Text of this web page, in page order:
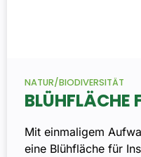
NATUR/BIODIVERSITÄT
BLÜHFLÄCHE
Mit einmaligem
eine Blühfläche für